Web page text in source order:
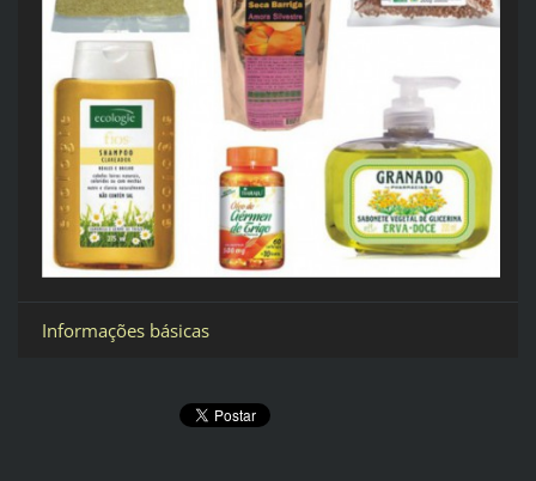
Informações básicas